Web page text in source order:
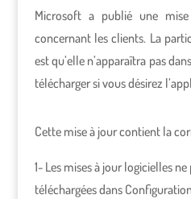
Microsoft a publié une
concernant les clients. La
est qu’elle n’apparaîtra pas
télécharger si vous désirez
Cette mise à jour contient la
1- Les mises à jour logicielles
téléchargées dans